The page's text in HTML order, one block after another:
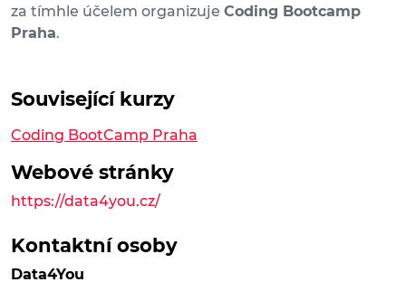
za tímhle účelem organizuje Coding Bootcamp
Praha.
Související kurzy
Coding BootCamp Praha
Webové stránky
https://data4you.cz/
Kontaktní osoby
Data4You